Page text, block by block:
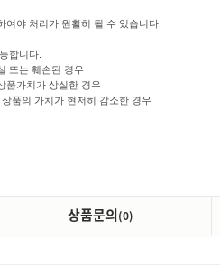
여야 처리가 원활히 될 수 있습니다.
합니다.
또는 훼손된 경우
품가치가 상실한 경우
품의 가치가 현저히 감소한 경우
상품문의(0)